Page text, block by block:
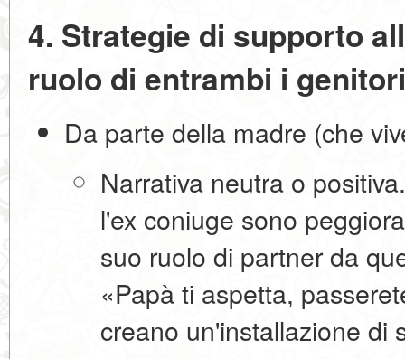
4. Strategie di supporto
ruolo di entrambi i genitori
Da parte della madre (che
Narrativa neutra o positiva.
l'ex coniuge sono
suo ruolo di partner da
«Papà ti aspetta,
creano un'installazione di